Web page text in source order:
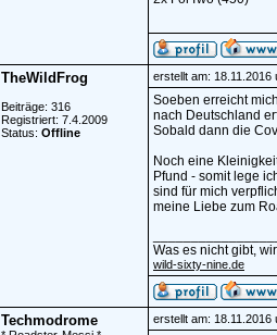
TheWildFrog
Beiträge: 316
Registriert: 7.4.2009
Status: Offline
erstellt am: 18.11.2016
Soeben erreicht
nach Deutschland
Sobald dann die
Noch eine
Pfund - somit lege
sind für mich
meine Liebe zum
Was es nicht gibt,
wild-sixty-nine.de
Techmodrome erstellt am: 18.11.2016